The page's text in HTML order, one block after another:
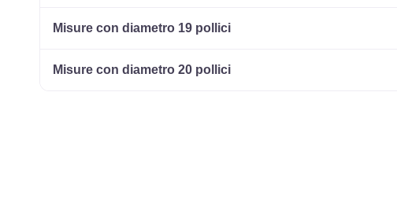
Misure con diametro 19 pollici
Misure con diametro 20 pollici